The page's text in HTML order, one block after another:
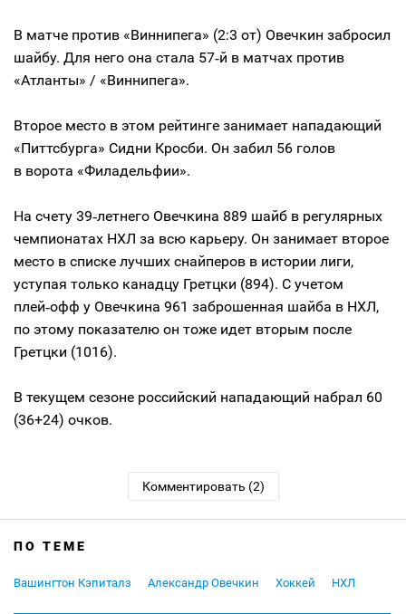
В матче против «Виннипега» (2:3 от) Овечкин забросил
шайбу. Для него она стала 57‑й в матчах против
«Атланты» / «Виннипега».
Второе место в этом рейтинге занимает нападающий
«Питтсбурга» Сидни Кросби. Он забил 56 голов
в ворота «Филадельфии».
На счету 39‑летнего Овечкина 889 шайб в регулярных
чемпионатах НХЛ за всю карьеру. Он занимает второе
место в списке лучших снайперов в истории лиги,
уступая только канадцу Гретцки (894). С учетом
плей‑офф у Овечкина 961 заброшенная шайба в НХЛ,
по этому показателю он тоже идет вторым после
Гретцки (1016).
В текущем сезоне российский нападающий набрал 60
(36+24) очков.
Комментировать (2)
ПО ТЕМЕ
Вашингтон Кэпиталз Александр Овечкин Хоккей НХЛ